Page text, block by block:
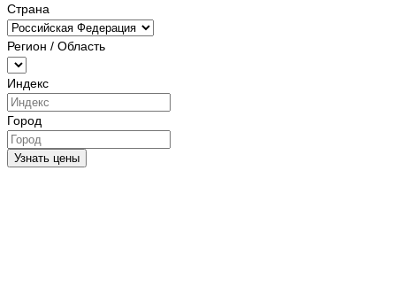
Страна
Регион / Область
Индекс
Город
Узнать цены